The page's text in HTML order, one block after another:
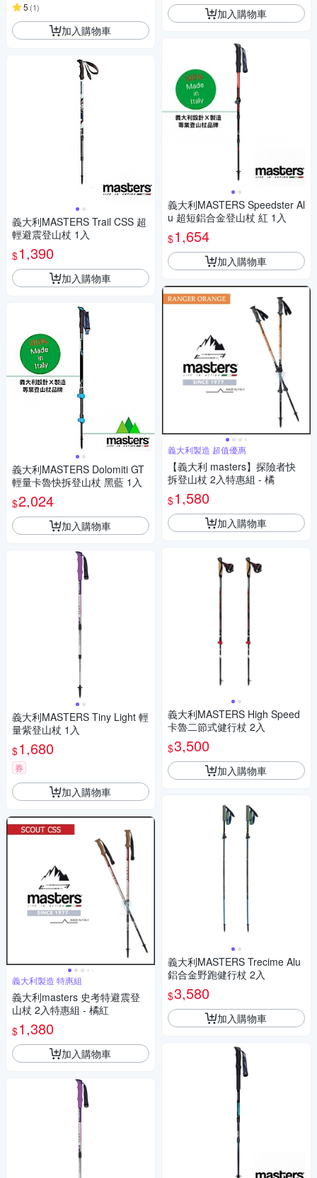
5 (1)
加入購物車
義大利MASTERS Trail CSS 超
輕避震登山杖 1入
$1,390
加入購物車
義大利MASTERS Dolomiti GT
輕量卡魯快拆登山杖 黑藍 1入
$2,024
加入購物車
義大利MASTERS Tiny Light 輕
量紫登山杖 1入
$1,680
券
加入購物車
義大利製造 特惠組
義大利masters 史考特避震登
山杖 2入特惠組 - 橘紅
$1,380
加入購物車
加入購物車
義大利MASTERS Speedster Al
u 超短鋁合金登山杖 紅 1入
$1,654
加入購物車
義大利製造 超值優惠
【義大利 masters】探險者快
拆登山杖 2入特惠組 - 橘
$1,580
加入購物車
義大利MASTERS High Speed
卡魯二節式健行杖 2入
$3,500
加入購物車
義大利MASTERS Trecime Alu
鋁合金野跑健行杖 2入
$3,580
加入購物車